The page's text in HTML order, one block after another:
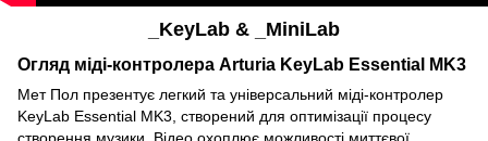
_KeyLab & _MiniLab
Огляд міді-контролера Arturia KeyLab Essential MK3
Мет Пол презентує легкий та універсальний міді-контролер
KeyLab Essential MK3, створений для оптимізації процесу
створення музики. Відео охоплює можливості миттєвої